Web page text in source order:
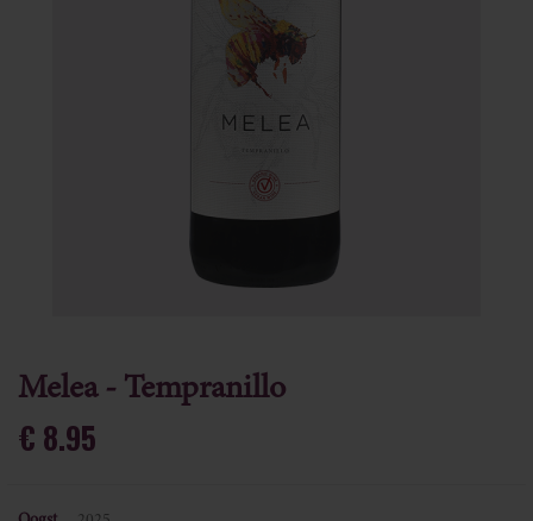
Ga
het
Melea - Tempranillo
€ 8.95